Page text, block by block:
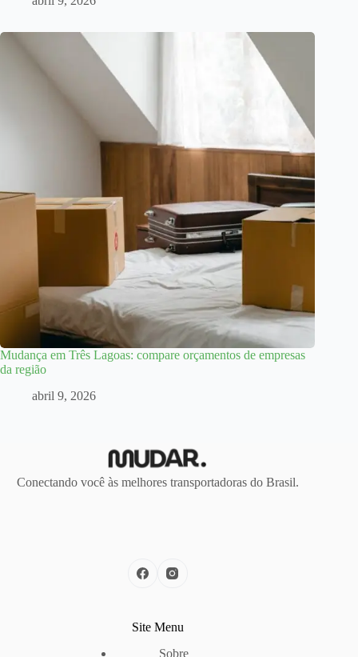
Mudança em Três Lagoas: compare orçamentos de empresas
da região
abril 9, 2026
Conectando você às melhores transportadoras do Brasil.
Site Menu
Sobre